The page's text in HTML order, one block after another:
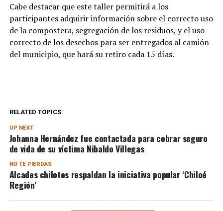
Cabe destacar que este taller permitirá a los
participantes adquirir información sobre el correcto uso
de la compostera, segregación de los residuos, y el uso
correcto de los desechos para ser entregados al camión
del municipio, que hará su retiro cada 15 días.
RELATED TOPICS:
UP NEXT
Johanna Hernández fue contactada para cobrar seguro
de vida de su víctima Nibaldo Villegas
NO TE PIERDAS
Alcades chilotes respaldan la iniciativa popular ‘Chiloé
Región’